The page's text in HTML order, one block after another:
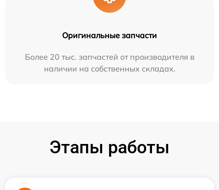
Оригинальные запчасти
Более 20 тыс. запчастей от производителя в
наличии на собственных складах.
Этапы работы